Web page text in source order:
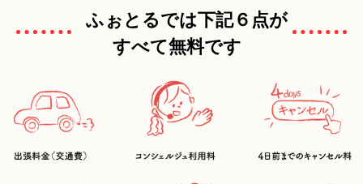
ふぉとるでは下記６点が
すべて無料です